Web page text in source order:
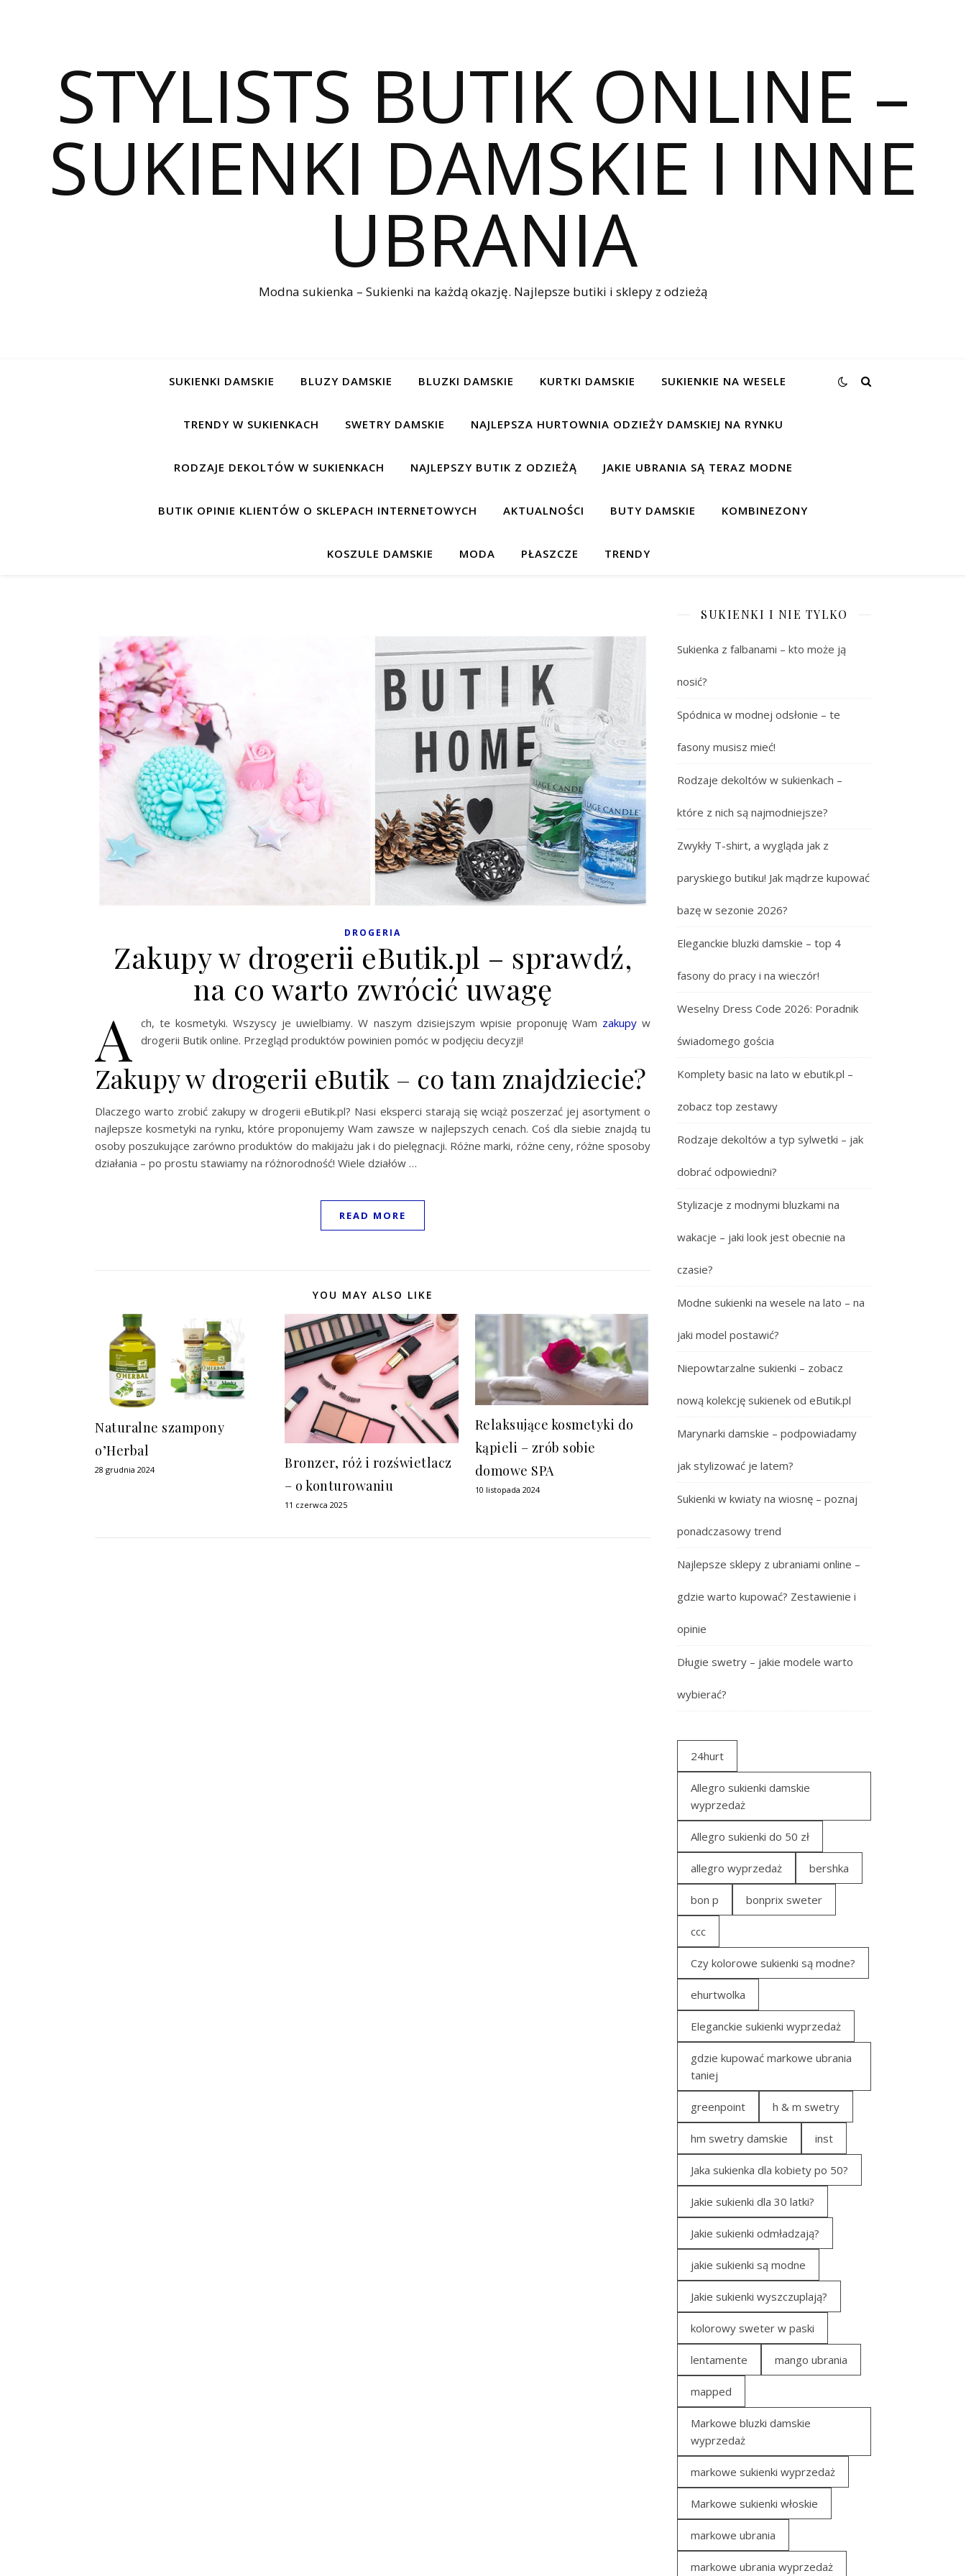
STYLISTS BUTIK ONLINE –
SUKIENKI DAMSKIE I INNE
UBRANIA
Modna sukienka – Sukienki na każdą okazję. Najlepsze butiki i sklepy z odzieżą
SUKIENKI DAMSKIE BLUZY DAMSKIE BLUZKI DAMSKIE KURTKI DAMSKIE SUKIENKIE NA WESELE
TRENDY W SUKIENKACH SWETRY DAMSKIE NAJLEPSZA HURTOWNIA ODZIEŻY DAMSKIEJ NA RYNKU
RODZAJE DEKOLTÓW W SUKIENKACH NAJLEPSZY BUTIK Z ODZIEŻĄ JAKIE UBRANIA SĄ TERAZ MODNE
BUTIK OPINIE KLIENTÓW O SKLEPACH INTERNETOWYCH AKTUALNOŚCI BUTY DAMSKIE KOMBINEZONY
KOSZULE DAMSKIE MODA PŁASZCZE TRENDY
DROGERIA
Zakupy w drogerii eButik.pl – sprawdź,
na co warto zwrócić uwagę
A ch, te kosmetyki. Wszyscy je uwielbiamy. W naszym dzisiejszym wpisie proponuję Wam zakupyw
drogerii Butik online. Przegląd produktów powinien pomóc w podjęciu decyzji!
Zakupy w drogerii eButik – co tam znajdziecie?
Dlaczego warto zrobić zakupy w drogerii eButik.pl? Nasi eksperci starają się wciąż poszerzać jej asortyment o
najlepsze kosmetyki na rynku, które proponujemy Wam zawsze w najlepszych cenach. Coś dla siebie znajdą tu
osoby poszukujące zarówno produktów do makijażu jak i do pielęgnacji. Różne marki, różne ceny, różne sposoby
działania – po prostu stawiamy na różnorodność! Wiele działów …
READ MORE
YOU MAY ALSO LIKE
Naturalne szampony
o’Herbal
28 grudnia 2024
Bronzer, róż i rozświetlacz
– o konturowaniu
11 czerwca 2025
Relaksujące kosmetyki do
kąpieli – zrób sobie
domowe SPA
10 listopada 2024
SUKIENKI I NIE TYLKO
Sukienka z falbanami – kto może ją
nosić?
Spódnica w modnej odsłonie – te
fasony musisz mieć!
Rodzaje dekoltów w sukienkach –
które z nich są najmodniejsze?
Zwykły T-shirt, a wygląda jak z
paryskiego butiku! Jak mądrze kupować
bazę w sezonie 2026?
Eleganckie bluzki damskie – top 4
fasony do pracy i na wieczór!
Weselny Dress Code 2026: Poradnik
świadomego gościa
Komplety basic na lato w ebutik.pl –
zobacz top zestawy
Rodzaje dekoltów a typ sylwetki – jak
dobrać odpowiedni?
Stylizacje z modnymi bluzkami na
wakacje – jaki look jest obecnie na
czasie?
Modne sukienki na wesele na lato – na
jaki model postawić?
Niepowtarzalne sukienki – zobacz
nową kolekcję sukienek od eButik.pl
Marynarki damskie – podpowiadamy
jak stylizować je latem?
Sukienki w kwiaty na wiosnę – poznaj
ponadczasowy trend
Najlepsze sklepy z ubraniami online –
gdzie warto kupować? Zestawienie i
opinie
Długie swetry – jakie modele warto
wybierać?
24hurt
Allegro sukienki damskie
wyprzedaż
Allegro sukienki do 50 zł
allegro wyprzedaż bershka
bon p bonprix sweter
ccc
Czy kolorowe sukienki są modne?
ehurtwolka
Eleganckie sukienki wyprzedaż
gdzie kupować markowe ubrania
taniej
greenpoint h & m swetry
hm swetry damskie inst
Jaka sukienka dla kobiety po 50?
Jakie sukienki dla 30 latki?
Jakie sukienki odmładzają?
jakie sukienki są modne
Jakie sukienki wyszczuplają?
kolorowy sweter w paski
lentamente mango ubrania
mapped
Markowe bluzki damskie
wyprzedaż
markowe sukienki wyprzedaż
Markowe sukienki włoskie
markowe ubrania
markowe ubrania wyprzedaż